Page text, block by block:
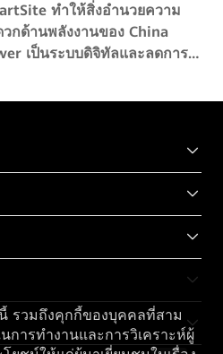
ทำให้สิ่งอำนวยความ
วกด้านพลังงานของ China
เป็นระบบดิจิทัลและลดการ
รวมถึงคุกกี้ของบุคคลที่สาม
การทำงานและการวิเคราะห์ผู้